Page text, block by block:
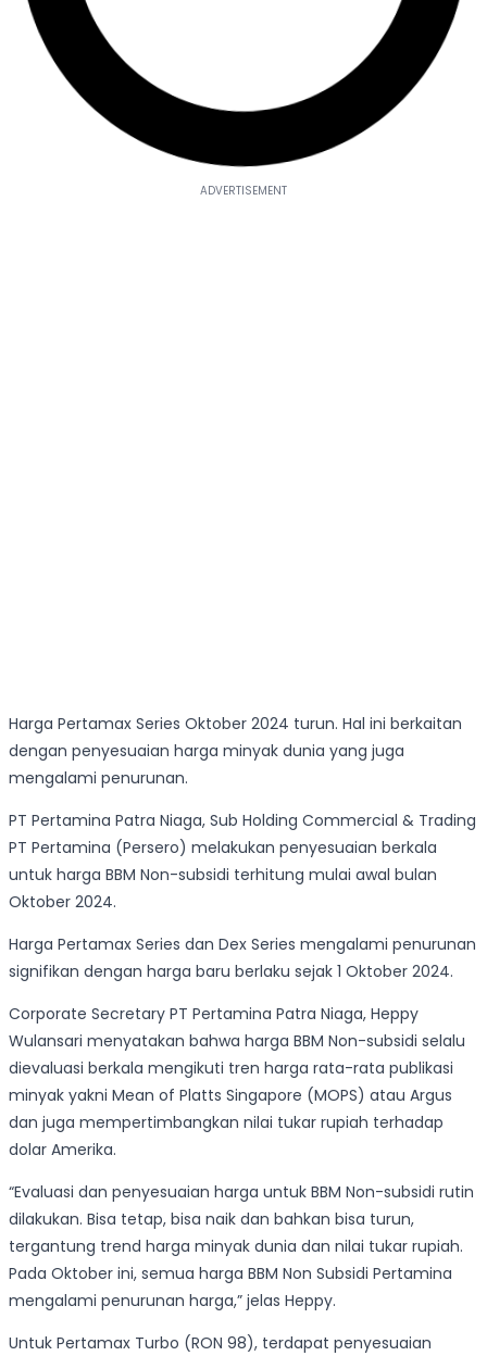
Harga Pertamax Series Oktober 2024 turun. Hal ini berkaitan
dengan penyesuaian harga minyak dunia yang juga
mengalami penurunan.
PT Pertamina Patra Niaga, Sub Holding Commercial & Trading
PT Pertamina (Persero) melakukan penyesuaian berkala
untuk harga BBM Non-subsidi terhitung mulai awal bulan
Oktober 2024.
Harga Pertamax Series dan Dex Series mengalami penurunan
signifikan dengan harga baru berlaku sejak 1 Oktober 2024.
Corporate Secretary PT Pertamina Patra Niaga, Heppy
Wulansari menyatakan bahwa harga BBM Non-subsidi selalu
dievaluasi berkala mengikuti tren harga rata-rata publikasi
minyak yakni Mean of Platts Singapore (MOPS) atau Argus
dan juga mempertimbangkan nilai tukar rupiah terhadap
dolar Amerika.
“Evaluasi dan penyesuaian harga untuk BBM Non-subsidi rutin
dilakukan. Bisa tetap, bisa naik dan bahkan bisa turun,
tergantung trend harga minyak dunia dan nilai tukar rupiah.
Pada Oktober ini, semua harga BBM Non Subsidi Pertamina
mengalami penurunan harga,” jelas Heppy.
Untuk Pertamax Turbo (RON 98), terdapat penyesuaian